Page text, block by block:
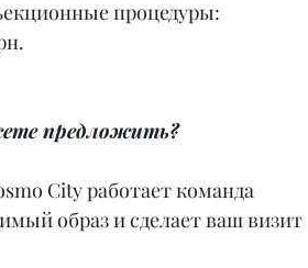
процедуры:
предложить?
City работает команда
образ и сделает ваш визит